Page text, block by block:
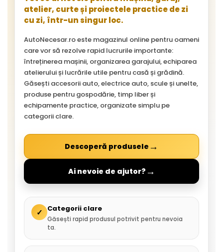
atelier, curte și proiectele practice de zi
cu zi, într-un singur loc.
AutoNecesar.ro este magazinul online pentru oameni
care vor să rezolve rapid lucrurile importante:
întreținerea mașinii, organizarea garajului, echiparea
atelierului și lucrările utile pentru casă și grădină.
Găsești accesorii auto, electrice auto, scule și unelte,
produse pentru gospodărie, timp liber și
echipamente practice, organizate simplu pe
categorii clare.
Descoperă produsele →
Ai nevoie de ajutor? →
✓ Categorii clare
Găsești rapid produsul potrivit pentru nevoia
ta.